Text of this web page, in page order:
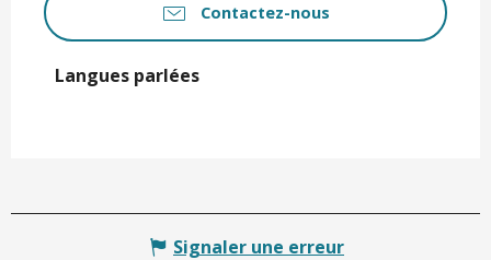
Contactez-nous
Langues parlées
Langues parlées
Signaler une erreur